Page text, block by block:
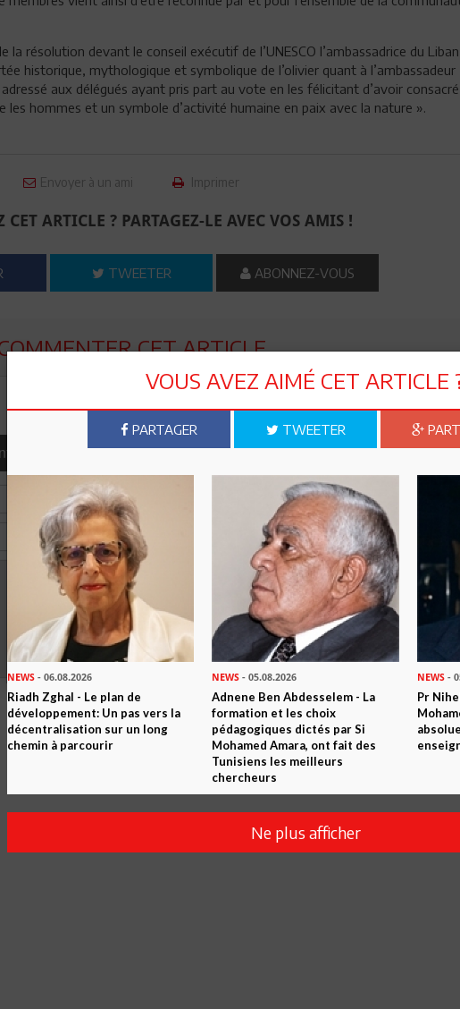
la résolution devant le conseil exécutif de l’UNESCO l’ambassadrice du Liban
historique, mythologique et symbolique de l’olivier quant à l’ambassadeur
adressé aux délégués ayant pris part au vote en les félicitant d’avoir consacré
les hommes et un symbole d’activité humaine en paix avec la nature ».
Envoyer à un ami Imprimer
CET ARTICLE ? PARTAGEZ-LE AVEC VOS AMIS !
TWEETER ABONNEZ-VOUS
CET ARTICLE
0
Commenter
Envoyer
VOUS AVEZ AIMÉ CET ARTICLE
PARTAGER TWEETER
NEWS - 06.08.2026
Riadh Zghal - Le plan de
développement: Un pas vers la
décentralisation sur un long
chemin à parcourir
NEWS - 05.08.2026
Adnene Ben Abdesselem - La
formation et les choix
pédagogiques dictés par Si
Mohamed Amara, ont fait des
Tunisiens les meilleurs
chercheurs
NEWS-
Pr
Ne plus afficher